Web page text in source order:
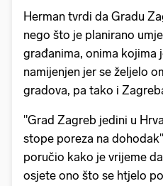
Herman tvrdi da Gradu
nego što je planirano
građanima, onima kojima
namijenjen jer se željelo
gradova, pa tako i
"Grad Zagreb jedini u
stope poreza na
poručio kako je vrijeme
osjete ono što se htjelo